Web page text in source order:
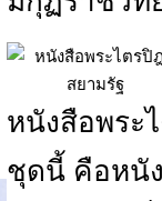
หนังสือพระ
ชุดนี้ คือหนั